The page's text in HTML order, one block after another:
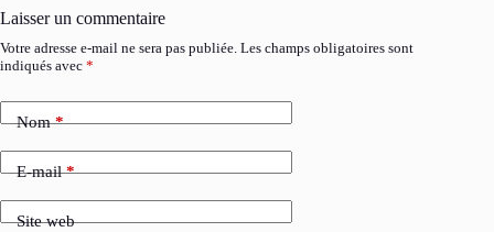
Laisser un commentaire
Votre adresse e-mail ne sera pas publiée. Les champs obligatoires sont
indiqués avec *
Nom*
E-mail*
Site web